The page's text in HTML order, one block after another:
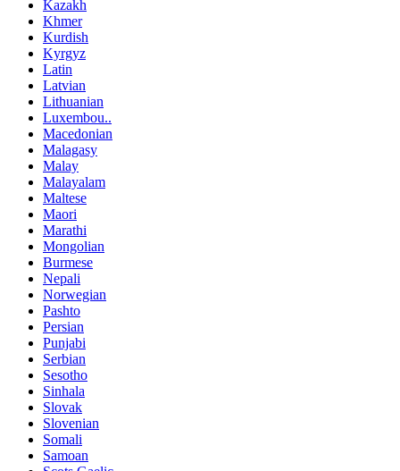
Kazakh
Khmer
Kurdish
Kyrgyz
Latin
Latvian
Lithuanian
Luxembou..
Macedonian
Malagasy
Malay
Malayalam
Maltese
Maori
Marathi
Mongolian
Burmese
Nepali
Norwegian
Pashto
Persian
Punjabi
Serbian
Sesotho
Sinhala
Slovak
Slovenian
Somali
Samoan